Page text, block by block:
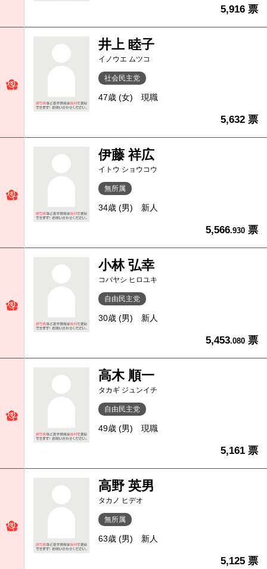
5,916 票
井上 睦子
イノウエ ムツコ
社会民主党
47歳 (女) 現職
5,632 票
伊藤 祥広
イトウ ショウコウ
無所属
34歳 (男) 新人
5,566.930 票
小林 弘幸
コバヤシ ヒロユキ
自由民主党
30歳 (男) 新人
5,453.080 票
高木 順一
タカギ ジュンイチ
自由民主党
49歳 (男) 現職
5,161 票
高野 英男
タカノ ヒデオ
無所属
63歳 (男) 新人
5,125 票